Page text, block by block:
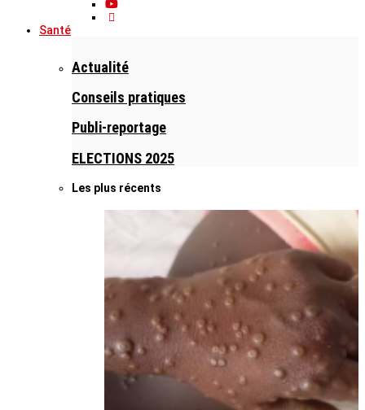
Santé
Actualité
Conseils pratiques
Publi-reportage
ELECTIONS 2025
Les plus récents